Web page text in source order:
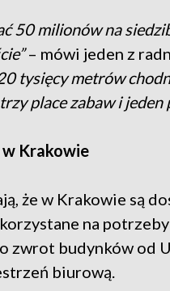
50 milionów na
– mówi jeden z
tysięcy metrów
place zabaw i
Krakowie
że w Krakowie są
na
zwrot budynków od
biurową.